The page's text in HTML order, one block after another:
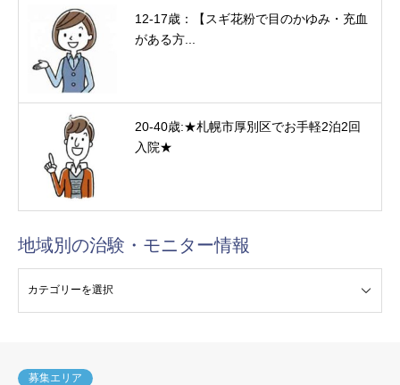
12-17歳：【スギ花粉で目のかゆみ・充血
がある方...
20-40歳:★札幌市厚別区でお手軽2泊2回
入院★
地域別の治験・モニター情報
募集エリア